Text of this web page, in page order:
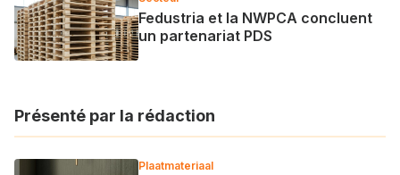
Fedustria et la NWPCA concluent
un partenariat PDS
Présenté par la rédaction
Plaatmateriaal